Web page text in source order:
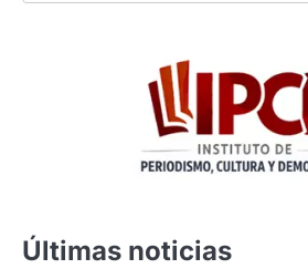
Últimas noticias